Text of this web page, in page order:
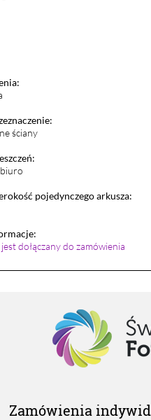
ściany
pojedynczego arkusza:
dołączany do zamówienia
Zamówienia